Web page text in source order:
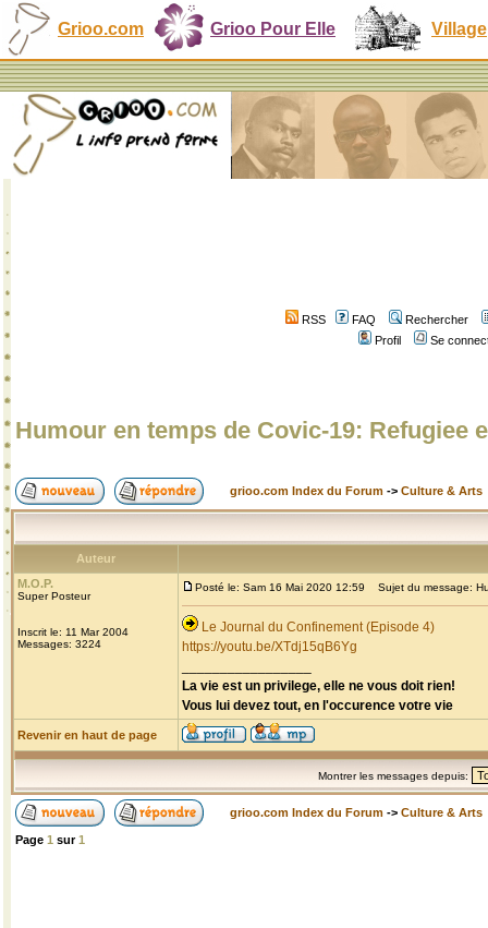
Grioo.com Grioo Pour Elle Village
RSS FAQ
Rechercher
Profil
Se
Humour en temps de Covic-19: Refugiee
grioo.com Index du Forum -> Culture & Arts
Auteur
M.O.P.
Super Posteur
Inscrit le: 11 Mar 2004
Messages: 3224
Posté le: Sam 16 Mai 2020 12:59 Sujet du message:
Le Journal du Confinement (Episode 4)
https://youtu.be/XTdj15qB6Yg
La vie est un privilege, elle ne vous doit rien!
Vous lui devez tout, en l'occurence votre vie
Revenir en haut de page
Montrer les messages depuis:
grioo.com Index du Forum -> Culture & Arts
Page 1 sur1